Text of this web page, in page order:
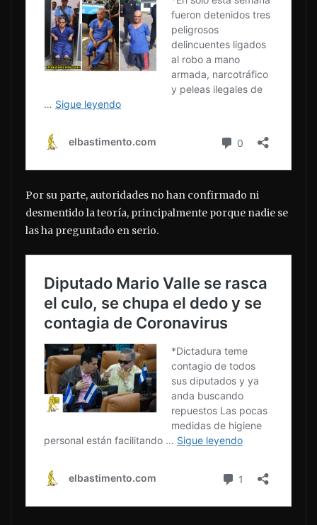
Por su parte, autoridades no han confirmado ni
desmentido la teoría, principalmente porque nadie se
las ha preguntado en serio.